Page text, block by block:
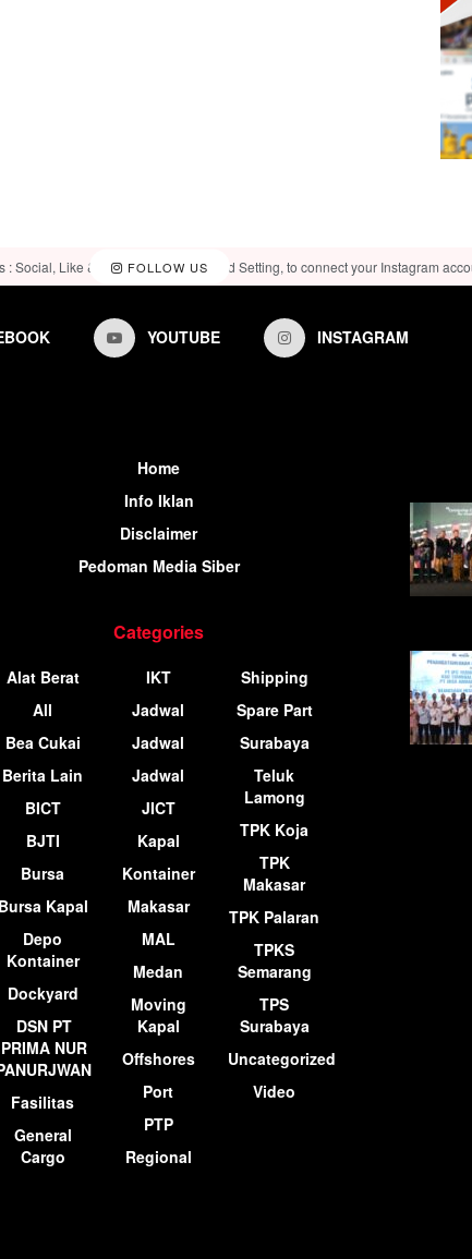
FOLLOW US
: Social, Like & View > Instagram Feed Setting, to connect your Instagram
YOUTUBE INSTAGRAM
Home
Info Iklan
Disclaimer
Pedoman Media Siber
Categories
Alat Berat
All
Bea Cukai
Berita Lain
BICT
BJTI
Bursa
Bursa Kapal
Depo
Kontainer
Dockyard
DSN PT
PRIMA NUR
Fasilitas
General
Cargo
IKT
Jadwal
Jadwal
Jadwal
JICT
Kapal
Kontainer
Makasar
MAL
Medan
Moving
Kapal
Offshores
Port
PTP
Regional
Shipping
Spare Part
Surabaya
Teluk
Lamong
TPK Koja
TPK
Makasar
TPK Palaran
TPKS
Semarang
TPS
Surabaya
Uncategorized
Video